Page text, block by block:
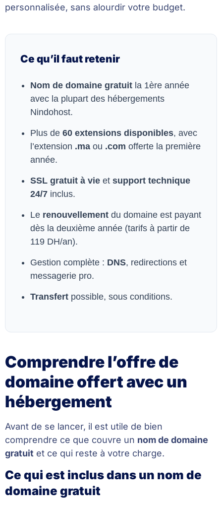
personnalisée, sans alourdir votre budget.
Ce qu’il faut retenir
Nom de domaine gratuit la 1ère année
avec la plupart des hébergements
Nindohost.
Plus de 60 extensions disponibles, avec
l’extension .ma ou .com offerte la première
année.
SSL gratuit à vie et support technique
24/7 inclus.
Le renouvellement du domaine est payant
dès la deuxième année (tarifs à partir de
119 DH/an).
Gestion complète : DNS, redirections et
messagerie pro.
Transfert possible, sous conditions.
Comprendre l’offre de
domaine offert avec un
hébergement
Avant de se lancer, il est utile de bien
comprendre ce que couvre un nom de domaine
gratuit et ce qui reste à votre charge.
Ce qui est inclus dans un nom de
domaine gratuit